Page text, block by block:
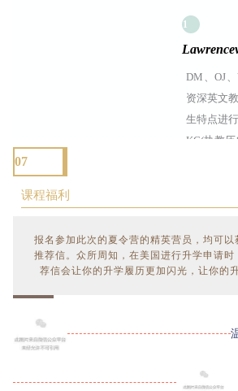
1
DM、OJ
资深英文
生特点进
KC(执教
2
JT（执教
07
课程福利
报名参加此次的夏令营的精英营员，均可以
推荐信。众所周知，在美国进行升学申请时
荐信会让你的升学履历更加闪光，让你的